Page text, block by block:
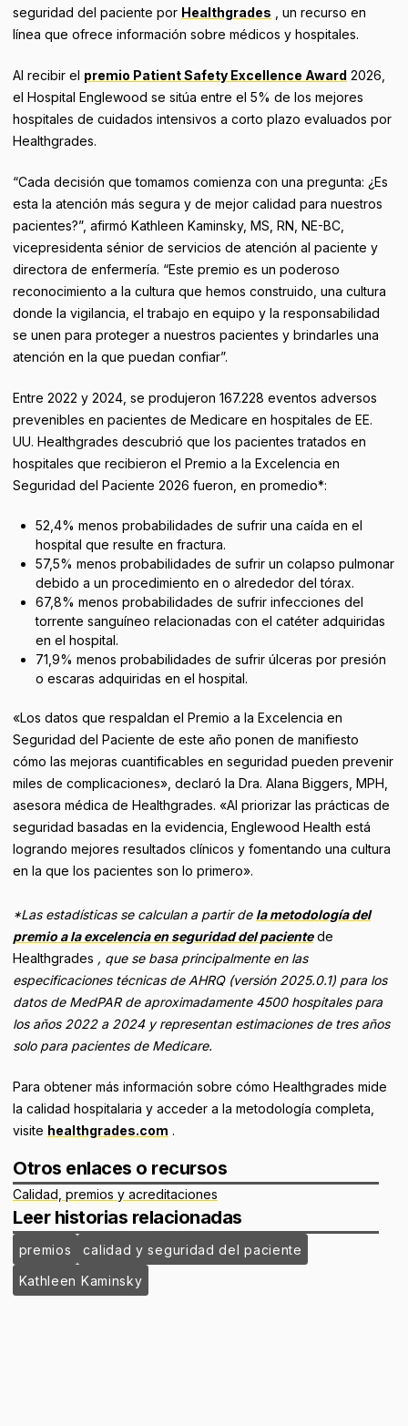
Otros enlaces o recursos
Calidad, premios y acreditaciones
Leer historias relacionadas
premios
calidad y seguridad del paciente
Kathleen Kaminsky
seguridad del paciente por Healthgrades , un recurso en
línea que ofrece información sobre médicos y hospitales.
Al recibir el premio Patient Safety Excellence Award 2026,
el Hospital Englewood se sitúa entre el 5% de los mejores
hospitales de cuidados intensivos a corto plazo evaluados por
Healthgrades.
“Cada decisión que tomamos comienza con una pregunta: ¿Es
esta la atención más segura y de mejor calidad para nuestros
pacientes?”, afirmó Kathleen Kaminsky, MS, RN, NE-BC,
vicepresidenta sénior de servicios de atención al paciente y
directora de enfermería. “Este premio es un poderoso
reconocimiento a la cultura que hemos construido, una cultura
donde la vigilancia, el trabajo en equipo y la responsabilidad
se unen para proteger a nuestros pacientes y brindarles una
atención en la que puedan confiar”.
Entre 2022 y 2024, se produjeron 167.228 eventos adversos
prevenibles en pacientes de Medicare en hospitales de EE.
UU. Healthgrades descubrió que los pacientes tratados en
hospitales que recibieron el Premio a la Excelencia en
Seguridad del Paciente 2026 fueron, en promedio*:
52,4% menos probabilidades de sufrir una caída en el
hospital que resulte en fractura.
57,5% menos probabilidades de sufrir un colapso pulmonar
debido a un procedimiento en o alrededor del tórax.
67,8% menos probabilidades de sufrir infecciones del
torrente sanguíneo relacionadas con el catéter adquiridas
en el hospital.
71,9% menos probabilidades de sufrir úlceras por presión
o escaras adquiridas en el hospital.
«Los datos que respaldan el Premio a la Excelencia en
Seguridad del Paciente de este año ponen de manifiesto
cómo las mejoras cuantificables en seguridad pueden prevenir
miles de complicaciones», declaró la Dra. Alana Biggers, MPH,
asesora médica de Healthgrades. «Al priorizar las prácticas de
seguridad basadas en la evidencia, Englewood Health está
logrando mejores resultados clínicos y fomentando una cultura
en la que los pacientes son lo primero».
*Las estadísticas se calculan a partir de la metodología del
premio a la excelencia en seguridad del pacientede
Healthgrades , que se basa principalmente en las
especificaciones técnicas de AHRQ (versión 2025.0.1) para los
datos de MedPAR de aproximadamente 4500 hospitales para
los años 2022 a 2024 y representan estimaciones de tres años
solo para pacientes de Medicare.
Para obtener más información sobre cómo Healthgrades mide
la calidad hospitalaria y acceder a la metodología completa,
visite healthgrades.com .